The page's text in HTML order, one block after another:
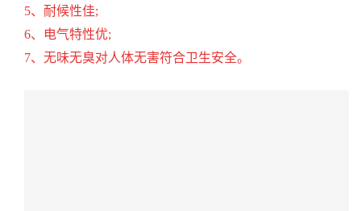
5、耐候性佳;
6、电气特性优;
7、无味无臭对人体无害符合卫生安全。